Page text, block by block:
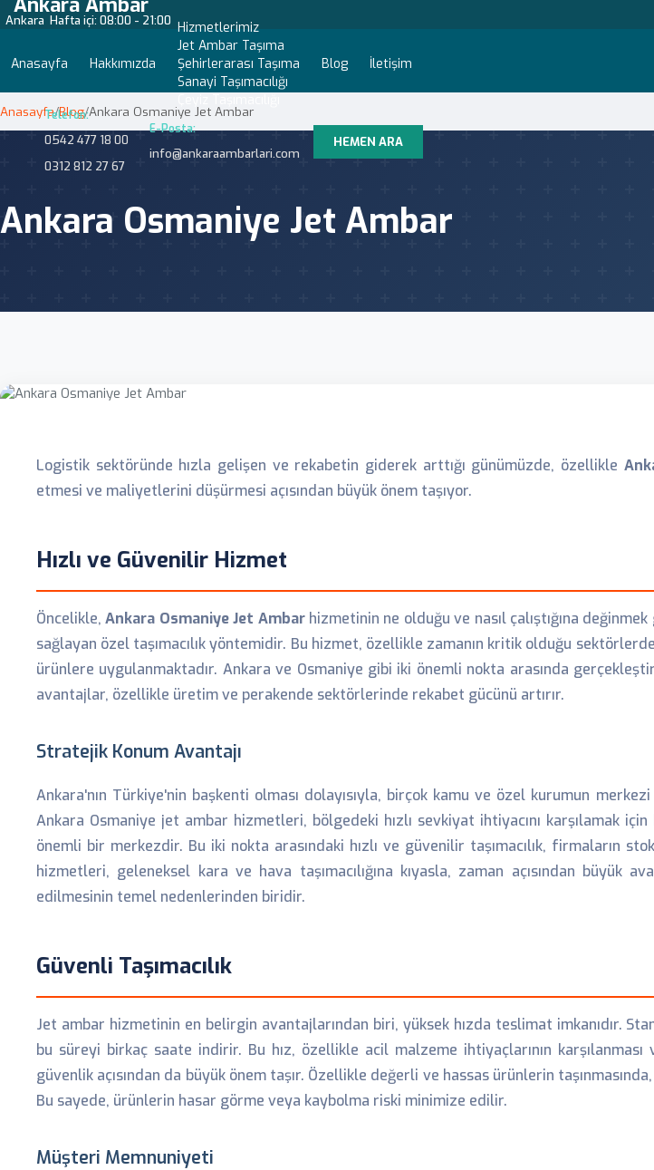
Ankara Hafta içi: 08:00 - 21:00
Anasayfa Hakkımızda
Hizmetlerimiz
Jet Ambar Taşıma
Şehirlerarası Taşıma
Sanayi Taşımacılığı
Blog İletişim
Telefon:
0542 477 18 00
0312 812 27 67
E-Posta:
info@ankaraambarlari.com
HEMEN ARA
Anasayfa/Blog/Ankara Osmaniye Jet Ambar
Ankara Osmaniye Jet Ambar
Logistik sektöründe hızla gelişen ve rekabetin giderek arttığı günümüzde, özellikle
etmesi ve maliyetlerini düşürmesi açısından büyük önem taşıyor.
Hızlı ve Güvenilir Hizmet
Öncelikle,Ankara Osmaniye Jet Ambarhizmetinin ne olduğu ve nasıl çalıştığına
sağlayan özel taşımacılık yöntemidir. Bu hizmet, özellikle zamanın kritik olduğu
ürünlere uygulanmaktadır. Ankara ve Osmaniye gibi iki önemli nokta arasında
avantajlar, özellikle üretim ve perakende sektörlerinde rekabet gücünü artırır.
Stratejik Konum Avantajı
Ankara'nın Türkiye'nin başkenti olması dolayısıyla, birçok kamu ve özel kurumun
Ankara Osmaniye jet ambar hizmetleri, bölgedeki hızlı sevkiyat ihtiyacını karşılamak
önemli bir merkezdir. Bu iki nokta arasındaki hızlı ve güvenilir taşımacılık, firmaların
hizmetleri, geleneksel kara ve hava taşımacılığına kıyasla, zaman açısından büyük
edilmesinin temel nedenlerinden biridir.
Güvenli Taşımacılık
Jet ambar hizmetinin en belirgin avantajlarından biri, yüksek hızda teslimat imkanıdır.
bu süreyi birkaç saate indirir. Bu hız, özellikle acil malzeme ihtiyaçlarının
güvenlik açısından da büyük önem taşır. Özellikle değerli ve hassas ürünlerin
Bu sayede, ürünlerin hasar görme veya kaybolma riski minimize edilir.
Müşteri Memnuniyeti